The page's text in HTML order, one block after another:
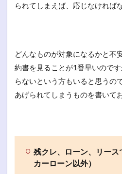
られてしまえば、応じなければ
どんなものが対象になるかと不
約書を見ることが1番早いので
らないという方もいると思うの
あげられてしまうものを書いて
残クレ、ローン、リース
カーローン以外）